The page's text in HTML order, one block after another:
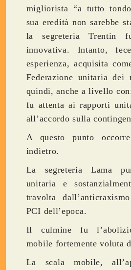
migliorista “a tutto
sua eredità non sarebbe
la segreteria Trentin
innovativa. Intanto,
esperienza, acquisita
Federazione unitaria dei
quindi, anche a livello
fu attenta ai rapporti
all’accordo sulla
A questo punto
indietro.
La segreteria Lama
unitaria e
travolta
PCI dell’epoca.
Il culmine fu
mobile fortemente voluta
La scala mobile,